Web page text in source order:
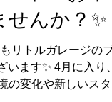
Toyota フ
せんか？✨
リトルガレージの
います✨ 4月に入り
の変化や新しいス